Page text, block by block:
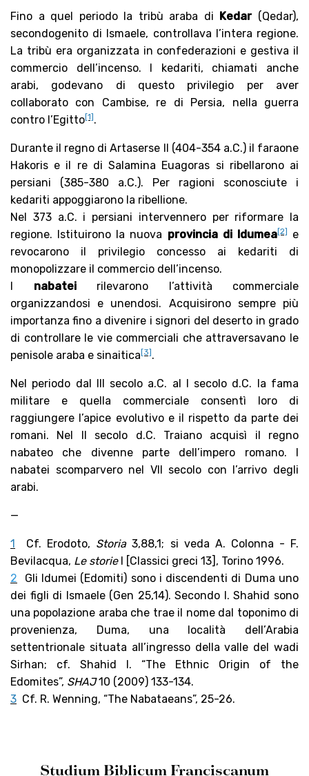
Fino a quel periodo la tribù araba di Kedar (Qedar),
secondogenito di Ismaele, controllava l’intera regione.
La tribù era organizzata in confederazioni e gestiva il
commercio dell’incenso. I kedariti, chiamati anche
arabi, godevano di questo privilegio per aver
collaborato con Cambise, re di Persia, nella guerra
contro l’Egitto[1].
Durante il regno di Artaserse II (404-354 a.C.) il faraone
Hakoris e il re di Salamina Euagoras si ribellarono ai
persiani (385-380 a.C.). Per ragioni sconosciute i
kedariti appoggiarono la ribellione.
Nel 373 a.C. i persiani intervennero per riformare la
regione. Istituirono la nuova provincia di Idumea[2]
e
revocarono il privilegio concesso ai kedariti di
monopolizzare il commercio dell’incenso.
I nabatei rilevarono l’attività commerciale
organizzandosi e unendosi. Acquisirono sempre più
importanza fino a divenire i signori del deserto in grado
di controllare le vie commerciali che attraversavano le
penisole araba e sinaitica[3].
Nel periodo dal III secolo a.C. al I secolo d.C. la fama
militare e quella commerciale consentì loro di
raggiungere l’apice evolutivo e il rispetto da parte dei
romani. Nel II secolo d.C. Traiano acquisì il regno
nabateo che divenne parte dell’impero romano. I
nabatei scomparvero nel VII secolo con l’arrivo degli
arabi.
—
1 Cf. Erodoto, Storia3,88,1; si veda A. Colonna - F.
Bevilacqua, Le storieI [Classici greci 13], Torino 1996.
2 Gli Idumei (Edomiti) sono i discendenti di Duma uno
dei figli di Ismaele (Gen 25,14). Secondo I. Shahid sono
una popolazione araba che trae il nome dal toponimo di
provenienza, Duma, una località dell’Arabia
settentrionale situata all’ingresso della valle del wadi
Sirhan; cf. Shahid I. “The Ethnic Origin of the
Edomites”, SHAJ10 (2009) 133-134.
3 Cf. R. Wenning, “The Nabataeans”, 25-26.
Studium Biblicum Franciscanum